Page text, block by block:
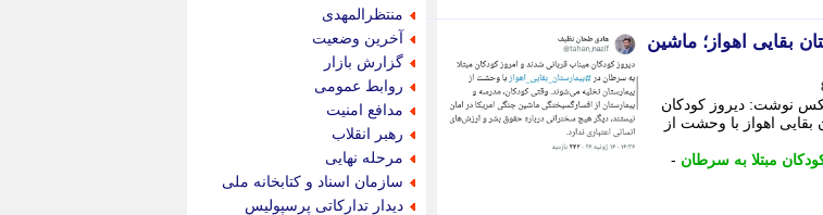
بقایی اهواز؛ ماشین
نوشت: دیروز کودکان
بقایی اهواز با وحشت از
مبتلا به سرطان -
منتظرالمهدی
آخرین وضعیت
گزارش بازار
روابط عمومی
مدافع امنیت
رهبر انقلاب
مرحله نهایی
سازمان اسناد و کتابخانه ملی
دیدار تدارکاتی پرسپولیس